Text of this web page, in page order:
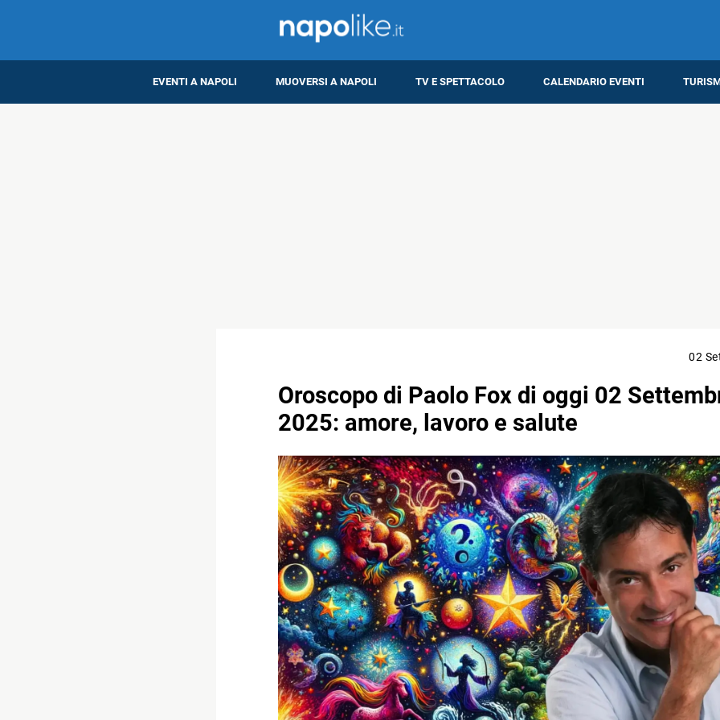
EVENTI A NAPOLI MUOVERSI A NAPOLI TV E SPETTACOLO CALENDARIO EVENTI
02
Oroscopo di Paolo Fox di oggi 02
2025: amore, lavoro e salute